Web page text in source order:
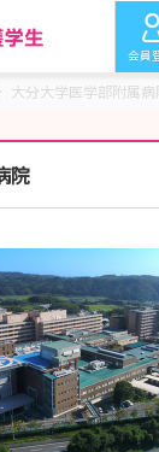
会員
大分大学医学部附属病
院